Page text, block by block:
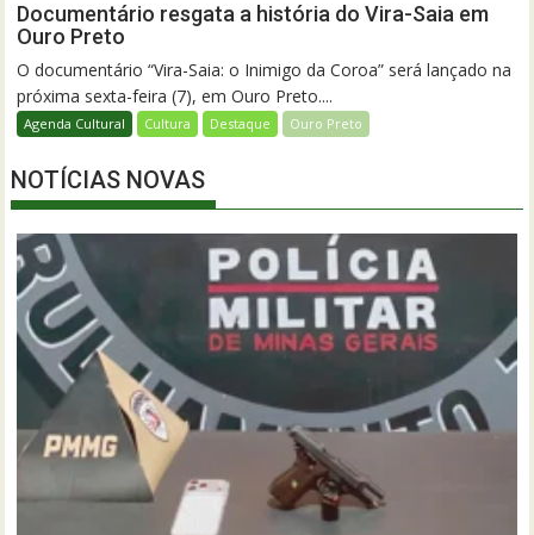
Documentário resgata a história do Vira-Saia em
Ouro Preto
O documentário “Vira-Saia: o Inimigo da Coroa” será lançado na
próxima sexta-feira (7), em Ouro Preto....
Agenda Cultural Cultura Destaque Ouro Preto
NOTÍCIAS NOVAS